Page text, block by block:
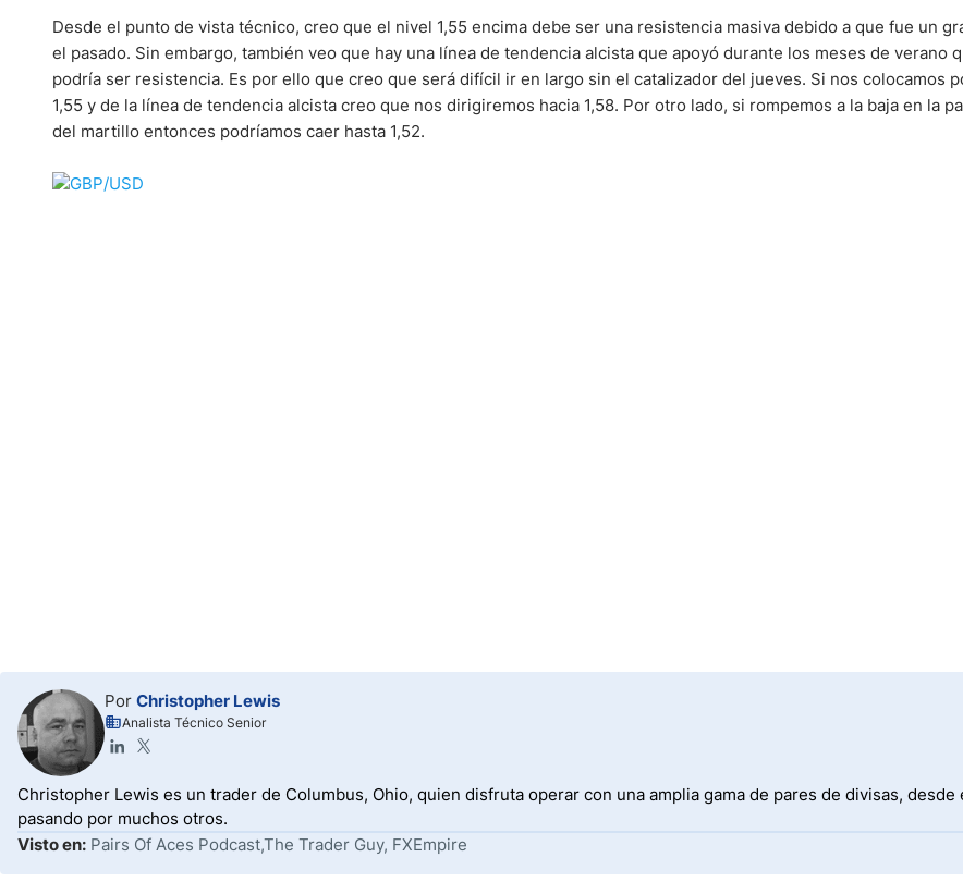
Desde el punto de vista técnico, creo que el nivel 1,55 encima debe ser una resistencia masiva debido a que fue un
el pasado. Sin embargo, también veo que hay una línea de tendencia alcista que apoyó durante los meses de verano
podría ser resistencia. Es por ello que creo que será difícil ir en largo sin el catalizador del jueves. Si nos colocamos
1,55 y de la línea de tendencia alcista creo que nos dirigiremos hacia 1,58. Por otro lado, si rompemos a la baja en la
del martillo entonces podríamos caer hasta 1,52.
Por Christopher Lewis
Analista Técnico Senior
Christopher Lewis es un trader de Columbus, Ohio, quien disfruta operar con una amplia gama de pares de divisas, desde
pasando por muchos otros.
Visto en: Pairs Of Aces Podcast,The Trader Guy, FXEmpire